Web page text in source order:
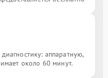
аппаратную,
около 60 минут.